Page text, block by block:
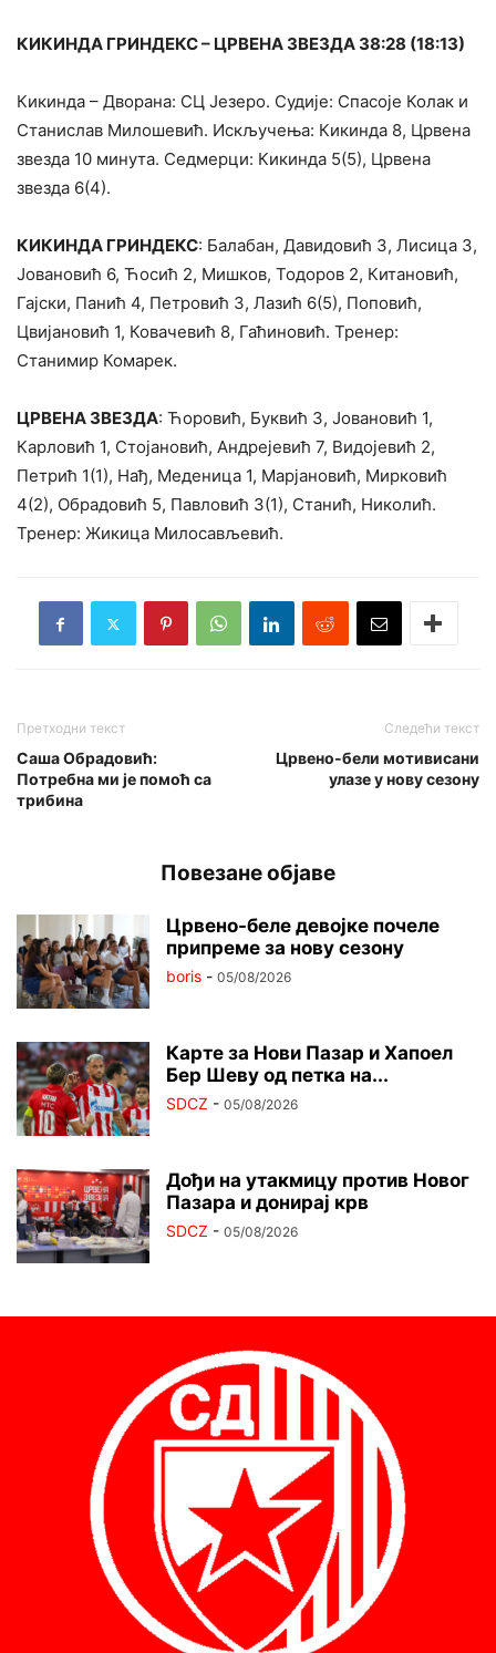
КИКИНДА ГРИНДЕКС – ЦРВЕНА ЗВЕЗДА 38:28 (18:13)
Кикинда – Дворана: СЦ Језеро. Судије: Спасоје Колак и
Станислав Милошевић. Искључења: Кикинда 8, Црвена
звезда 10 минута. Седмерци: Кикинда 5(5), Црвена
звезда 6(4).
КИКИНДА ГРИНДЕКС: Балабан, Давидовић 3, Лисица 3,
Јовановић 6, Ћосић 2, Мишков, Тодоров 2, Китановић,
Гајски, Панић 4, Петровић 3, Лазић 6(5), Поповић,
Цвијановић 1, Ковачевић 8, Гаћиновић. Тренер:
Станимир Комарек.
ЦРВЕНА ЗВЕЗДА: Ћоровић, Буквић 3, Јовановић 1,
Карловић 1, Стојановић, Андрејевић 7, Видојевић 2,
Петрић 1(1), Нађ, Меденица 1, Марјановић, Мирковић
4(2), Обрадовић 5, Павловић 3(1), Станић, Николић.
Тренер: Жикица Милосављевић.
Претходни текст
Саша Обрадовић:
Потребна ми је помоћ са
трибина
Следећи текст
Црвено-бели мотивисани
улазе у нову сезону
Повезане објаве
Црвено-беле девојке почеле
припреме за нову сезону
boris - 05/08/2026
Карте за Нови Пазар и Хапоел
Бер Шеву од петка на...
SDCZ - 05/08/2026
Дођи на утакмицу против Новог
Пазара и донирај крв
SDCZ - 05/08/2026